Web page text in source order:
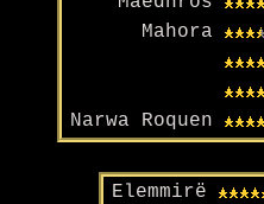
Mahora
Narwa Roquen
Elemmirë